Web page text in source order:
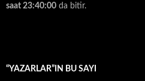
saat 23:40:00 da bitir.
“YAZARLAR”IN BU SAYI